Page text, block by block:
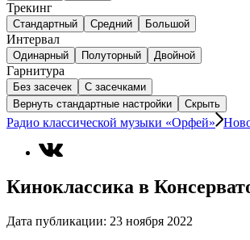
Трекинг
Стандартный Средний Большой
Интервал
Одинарный Полуторный Двойной
Гарнитура
Без засечек
С засечками
Вернуть стандартные настройки
Скрыть
Радио классической музыки «Орфей»
Киноклассика в
Дата публикации: 23 ноября 2022